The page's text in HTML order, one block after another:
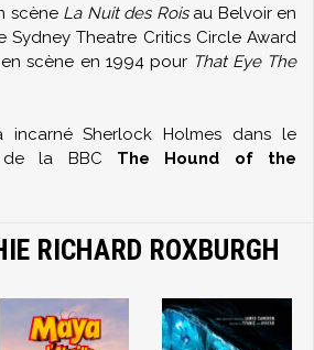
scène La Nuit des Roisau Belvoir en
Sydney Theatre Critics Circle Award
scène en 1994 pour That Eye The
incarné Sherlock Holmes dans le
de la BBC The Hound of the
RICHARD ROXBURGH